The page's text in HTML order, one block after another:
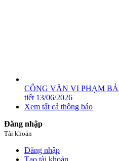
CÔNG VĂN VI PHẠM
tiết 13/06/2026
Xem tất cả thông báo
Đăng nhập
Tài khoản
Đăng nhập
Tạo tài khoản